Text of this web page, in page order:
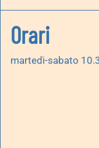
Orari
martedì-sabato